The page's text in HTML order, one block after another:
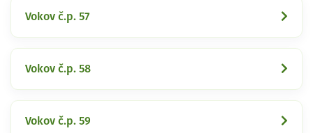
Vokov č.p. 57
Vokov č.p. 58
Vokov č.p. 59